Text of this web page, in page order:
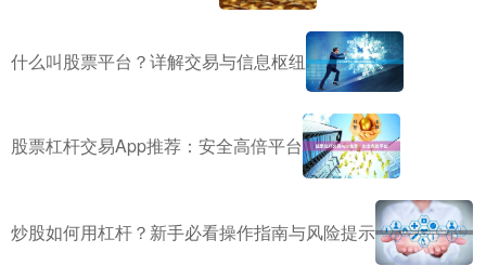
什么叫股票平台？详解交易与信息枢纽
股票杠杆交易App推荐：安全高倍平台
炒股如何用杠杆？新手必看操作指南与风险提示